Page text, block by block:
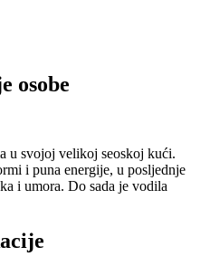
osobe
u svojoj velikoj seoskoj kući.
i puna energije, u posljednje
i umora. Do sada je vodila